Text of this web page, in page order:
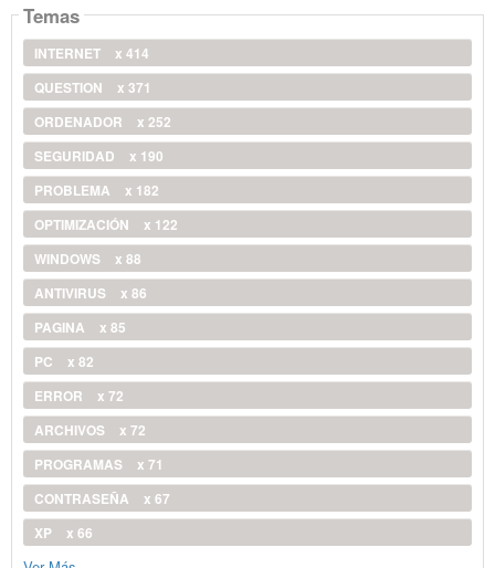
Temas
INTERNET
x 414
QUESTION
x 371
ORDENADOR
x 252
SEGURIDAD
x 190
PROBLEMA
x 182
OPTIMIZACIÓN
x 122
WINDOWS
x 88
ANTIVIRUS
x 86
PAGINA
x 85
PC
x 82
ERROR
x 72
ARCHIVOS
x 72
PROGRAMAS
x 71
CONTRASEÑA
x 67
XP
x 66